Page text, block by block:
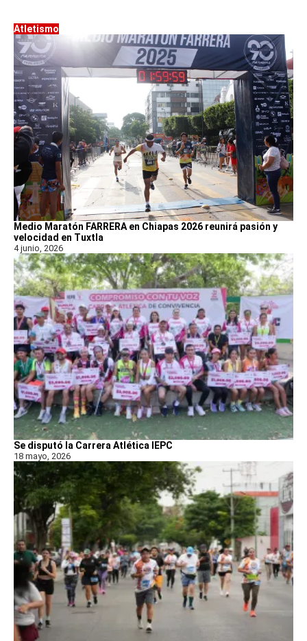
Atletismo
Medio Maratón FARRERA en Chiapas 2026 reunirá pasión y
velocidad en Tuxtla
4 junio, 2026
Se disputó la Carrera Atlética IEPC
18 mayo, 2026